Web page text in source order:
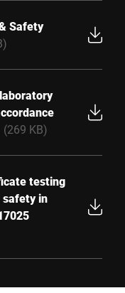
Safety
(269 KB)
testing
safety in